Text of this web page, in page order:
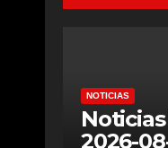
NOTICIAS
2026-